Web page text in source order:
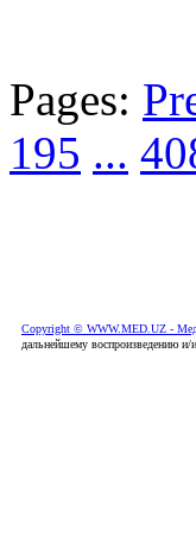
Pages:
195 ...
Copyright © WWW.MED.UZ -
дальнейшему воспроизведению и/